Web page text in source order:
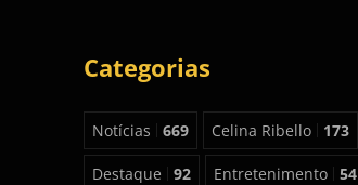
Categorias
Notícias 669 Celina Ribello 173
Destaque 92 Entretenimento 54